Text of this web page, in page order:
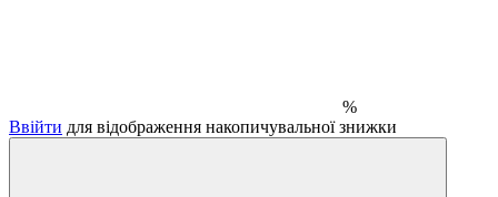
%
Ввійти для відображення накопичувальної знижки